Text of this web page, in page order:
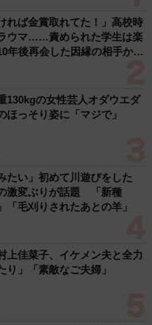
れば金賞取れてた！」高校時
ウマ……責められた学生は楽
後再会した因縁の相手から
130kgの女性芸人オダウエダ
っそり姿に「マジで」
たい」初めて川遊びをした
激変ぶりが話題 「新種
「毛刈りされたあとの羊」
上佳菜子、イケメン夫と全力
り」「素敵なご夫婦」